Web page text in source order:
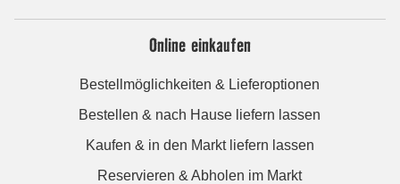
Online einkaufen
Bestellmöglichkeiten & Lieferoptionen
Bestellen & nach Hause liefern lassen
Kaufen & in den Markt liefern lassen
Reservieren & Abholen im Markt